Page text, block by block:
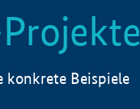
konkrete Beispiele